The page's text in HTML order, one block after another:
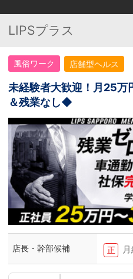
LIPSプラス
風俗ワーク 店舗型ヘルス
未経験者大歓迎！月25
＆残業なし◆
店長・幹部候補 正